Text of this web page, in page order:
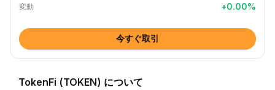
変動 +0.00%
今すぐ取引
TokenFi (TOKEN) について